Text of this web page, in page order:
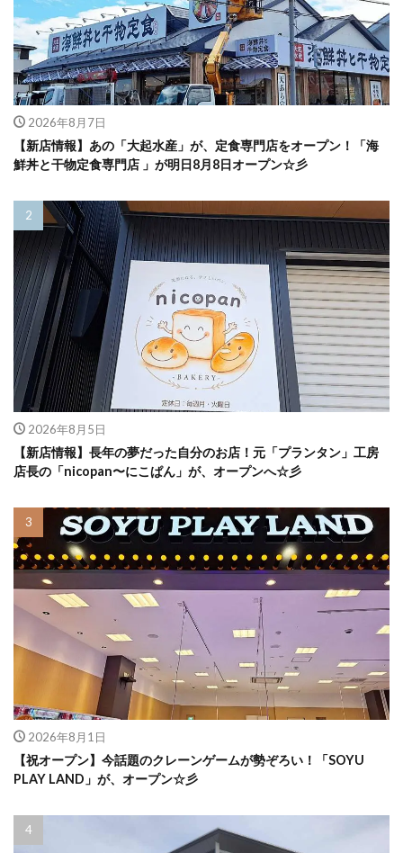
2026年8月7日
【新店情報】あの「大起水産」が、定食専門店をオープン！「海
鮮丼と干物定食専門店 」が明日8月8日オープン☆彡
2026年8月5日
【新店情報】長年の夢だった自分のお店！元「プランタン」工房
店長の「nicopan〜にこぱん」が、オープンへ☆彡
2026年8月1日
【祝オープン】今話題のクレーンゲームが勢ぞろい！「SOYU
PLAY LAND」が、オープン☆彡